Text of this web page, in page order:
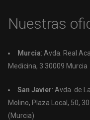
Nuestras
Murcia: Avda. Real
Medicina, 3 30009 Murcia
San Javier: Avda. de
Molino, Plaza Local, 50,
(Murcia)